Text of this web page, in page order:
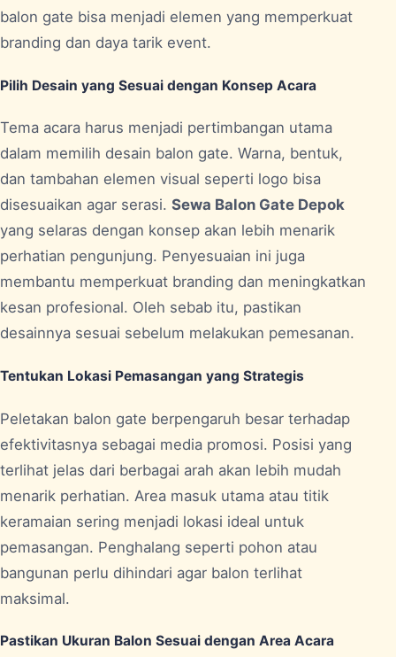
balon gate bisa menjadi elemen yang memperkuat
branding dan daya tarik event.
Pilih Desain yang Sesuai dengan Konsep Acara
Tema acara harus menjadi pertimbangan utama
dalam memilih desain balon gate. Warna, bentuk,
dan tambahan elemen visual seperti logo bisa
disesuaikan agar serasi. Sewa Balon Gate Depok
yang selaras dengan konsep akan lebih menarik
perhatian pengunjung. Penyesuaian ini juga
membantu memperkuat branding dan meningkatkan
kesan profesional. Oleh sebab itu, pastikan
desainnya sesuai sebelum melakukan pemesanan.
Tentukan Lokasi Pemasangan yang Strategis
Peletakan balon gate berpengaruh besar terhadap
efektivitasnya sebagai media promosi. Posisi yang
terlihat jelas dari berbagai arah akan lebih mudah
menarik perhatian. Area masuk utama atau titik
keramaian sering menjadi lokasi ideal untuk
pemasangan. Penghalang seperti pohon atau
bangunan perlu dihindari agar balon terlihat
maksimal.
Pastikan Ukuran Balon Sesuai dengan Area Acara